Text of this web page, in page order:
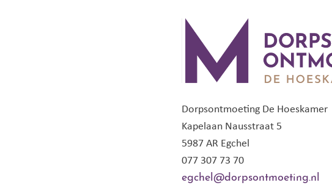
Dorpsontmoeting De Hoeskamer
Kapelaan Nausstraat 5
5987 AR Egchel
077 307 73 70
egchel@dorpsontmoeting.nl